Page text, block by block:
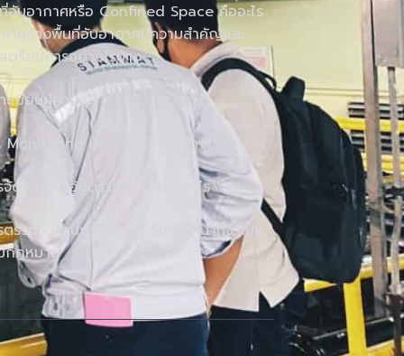
อับอากาศหรือ Confined Space คืออะไร
งานล้างพื้นที่อับอากาศมีความสำคัญและ
ตรียมการอย่างไรบ้าง
เบียนผู้ควบคุม
Monitoring มีความสำคัญอย่างไร
จัดการขยะอันตรายสำคัญอย่างไร
รวจวัดคุณภาพน้ำ และวิเคราะห์น้ำที่จำเป็น
กฎหมาย